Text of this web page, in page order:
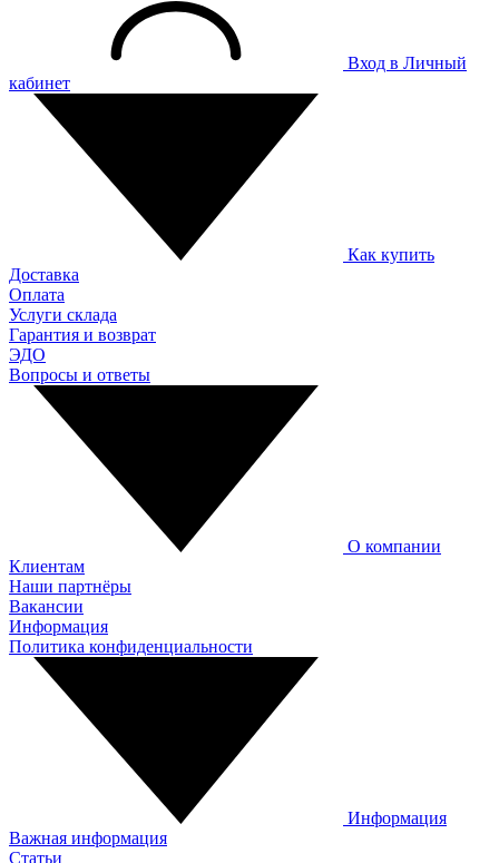
Вход в Личный
кабинет
Как купить
Доставка
Оплата
Услуги склада
Гарантия и возврат
ЭДО
Вопросы и ответы
О компании
Клиентам
Наши партнёры
Вакансии
Информация
Политика конфиденциальности
Информация
Важная информация
Статьи